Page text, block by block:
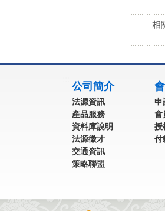
相
公司簡介
法源資訊
產品服務
資料庫說明
法源徵才
交通資訊
策略聯盟
申
會
授
付